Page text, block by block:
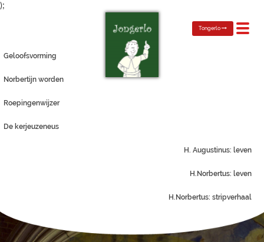
);
Toggle
Tongerlo
Geloofsvorming
Norbertijn worden
Roepingenwijzer
De kerjeuzeneus
H. Augustinus: leven
H.Norbertus: leven
H.Norbertus: stripverhaal